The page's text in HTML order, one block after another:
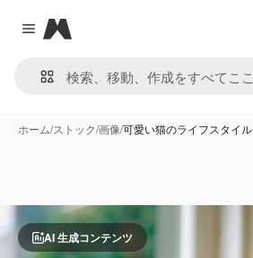
Close menu
Magnific
ホーム/ストック/画像/可愛い猫のライフスタイル
AI 生成コンテンツ